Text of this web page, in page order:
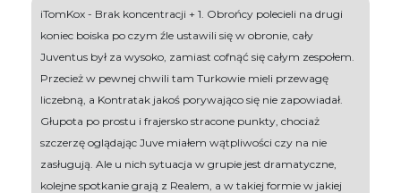
iTomKox - Brak koncentracji + 1. Obrońcy polecieli na drugi
koniec boiska po czym źle ustawili się w obronie, cały
Juventus był za wysoko, zamiast cofnąć się całym zespołem.
Przecież w pewnej chwili tam Turkowie mieli przewagę
liczebną, a Kontratak jakoś porywająco się nie zapowiadał.
Głupota po prostu i frajersko stracone punkty, chociaż
szczerzę oglądając Juve miałem wątpliwości czy na nie
zasługują. Ale u nich sytuacja w grupie jest dramatyczne,
kolejne spotkanie grają z Realem, a w takiej formie w jakiej